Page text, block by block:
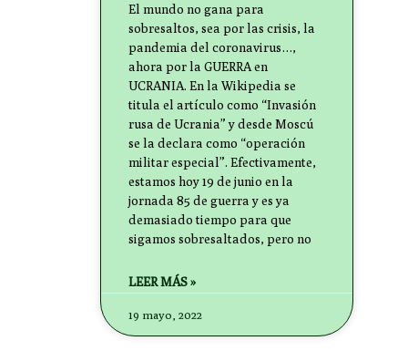
El mundo no gana para
sobresaltos, sea por las crisis, la
pandemia del coronavirus…,
ahora por la GUERRA en
UCRANIA. En la Wikipedia se
titula el artículo como “Invasión
rusa de Ucrania” y desde Moscú
se la declara como “operación
militar especial”. Efectivamente,
estamos hoy 19 de junio en la
jornada 85 de guerra y es ya
demasiado tiempo para que
sigamos sobresaltados, pero no
LEER MÁS »
19 mayo, 2022